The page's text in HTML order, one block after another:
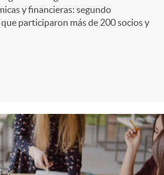
y financieras: segundo
participaron más de 200 socios y